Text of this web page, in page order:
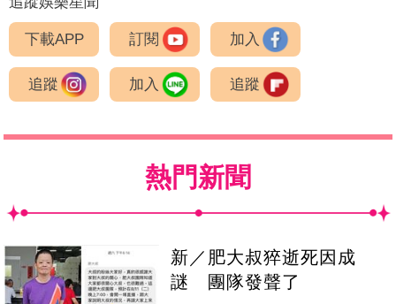
下載APP 訂閱 加入
追蹤 加入 追蹤
熱門新聞
新／肥大叔猝逝死因成
謎 團隊發聲了